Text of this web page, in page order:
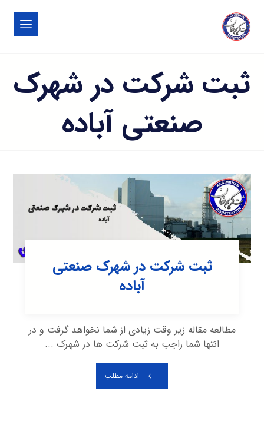
ثبت شرکت در شهرک
صنعتی آباده
ثبت شرکت در شهرک صنعتی
آباده
مطالعه مقاله زیر وقت زیادی از شما نخواهد گرفت و در
انتها شما راجب به ثبت شرکت ها در شهرک ...
ادامه مطلب